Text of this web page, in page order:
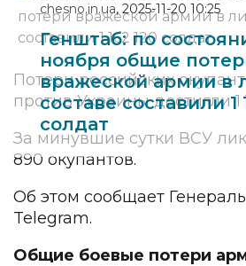
chesno.in.ua, 2025-11-20 10:25
Генштаб: по
ноября общие
вражеской армии в
составе составили 1
солдат
Потери российских
против Украины достигли 1
За минувшие сутки ВСУ
890 окупантов.
Об этом сообщает
Telegram.
Общие боевые потери